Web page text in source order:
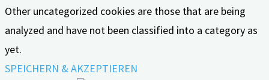
Other uncategorized cookies are those that are being
analyzed and have not been classified into a category as
yet.
SPEICHERN & AKZEPTIEREN